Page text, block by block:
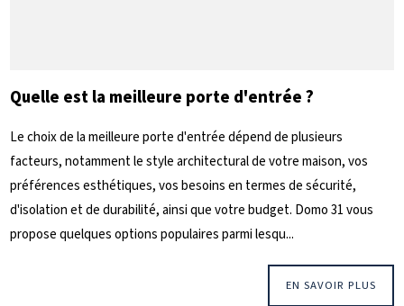
Quelle est la meilleure porte d'entrée ?
Le choix de la meilleure porte d'entrée dépend de plusieurs
facteurs, notamment le style architectural de votre maison, vos
préférences esthétiques, vos besoins en termes de sécurité,
d'isolation et de durabilité, ainsi que votre budget. Domo 31 vous
propose quelques options populaires parmi lesqu...
EN SAVOIR PLUS